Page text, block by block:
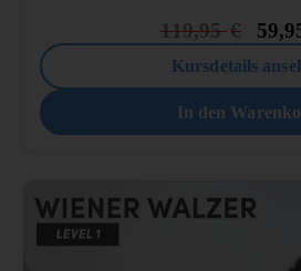
119,95€
Kursdetails
In den